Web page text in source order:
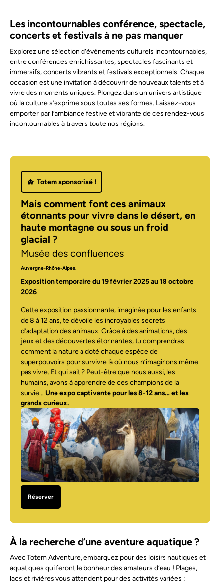
Les incontournables conférence, spectacle,
concerts et festivals à ne pas manquer
Explorez une sélection d’événements culturels incontournables,
entre conférences enrichissantes, spectacles fascinants et
immersifs, concerts vibrants et festivals exceptionnels. Chaque
occasion est une invitation à découvrir de nouveaux talents et à
vivre des moments uniques. Plongez dans un univers artistique
où la culture s’exprime sous toutes ses formes. Laissez-vous
emporter par l’ambiance festive et vibrante de ces rendez-vous
incontournables à travers toute nos régions.
Totem sponsorisé !
Mais comment font ces animaux
étonnants pour vivre dans le désert, en
haute montagne ou sous un froid
glacial ?
Musée des confluences
Auvergne-Rhône-Alpes.
Exposition temporaire du 19 février 2025 au 18 octobre
2026
Cette exposition passionnante, imaginée pour les enfants
de 8 à 12 ans, te dévoile les incroyables secrets
d’adaptation des animaux. Grâce à des animations, des
jeux et des découvertes étonnantes, tu comprendras
comment la nature a doté chaque espèce de
superpouvoirs pour survivre là où nous n’imaginons même
pas vivre. Et qui sait ? Peut-être que nous aussi, les
humains, avons à apprendre de ces champions de la
survie… Une expo captivante pour les 8-12 ans… et les
grands curieux.
Réserver
À la recherche d’une aventure aquatique ?
Avec Totem Adventure, embarquez pour des loisirs nautiques et
aquatiques qui feront le bonheur des amateurs d’eau ! Plages,
lacs et rivières vous attendent pour des activités variées :